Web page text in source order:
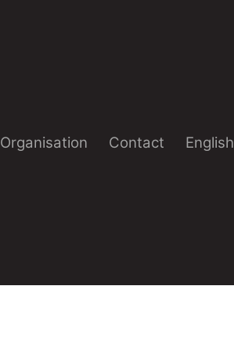
Organisation Contact English